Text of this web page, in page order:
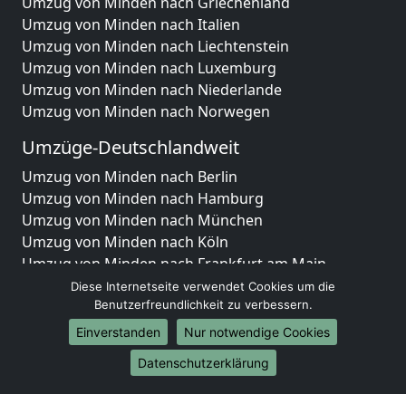
Umzug von Minden nach Italien
Umzug von Minden nach Liechtenstein
Umzug von Minden nach Luxemburg
Umzug von Minden nach Niederlande
Umzug von Minden nach Norwegen
Umzüge-Deutschlandweit
Umzug von Minden nach Berlin
Umzug von Minden nach Hamburg
Umzug von Minden nach München
Umzug von Minden nach Köln
Umzug von Minden nach Frankfurt am Main
Umzug von Minden nach Stuttgart
Umzug von Minden nach Düsseldorf
Umzug von Minden nach Leipzig
Umzug von Minden nach Dortmund
Umzug von Minden nach Essen
Diese Internetseite verwendet Cookies um die
Benutzerfreundlichkeit zu verbessern.
Einverstanden
Nur notwendige Cookies
Datenschutzerklärung